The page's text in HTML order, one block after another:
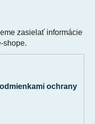
zasielať informácie
shope.
ochrany